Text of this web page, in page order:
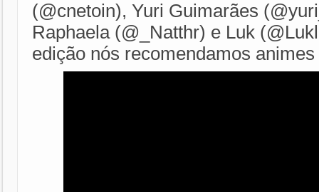
(@cnetoin), Yuri Guimarães
Raphaela (@_Natthr) e Luk
edição nós recomendamos